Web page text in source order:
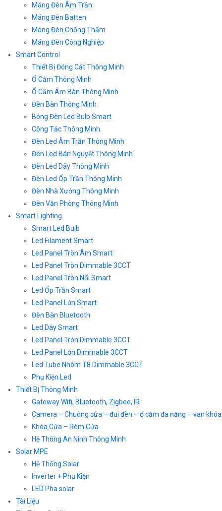
Máng Đèn Âm Trần
Máng Đèn Batten
Máng Đèn Chống Thấm
Máng Đèn Công Nghiệp
Smart Control
Thiết Bị Đóng Cắt Thông Minh
Ổ Cắm Thông Minh
Ổ Cắm Âm Bàn Thông Minh
Đèn Bàn Thông Minh
Bóng Đèn Led Bulb Smart
Công Tắc Thông Minh
Đèn Led Âm Trần Thông Minh
Đèn Led Bán Nguyệt Thông Minh
Đèn Led Dây Thông Minh
Đèn Led Ốp Trần Thông Minh
Đèn Nhà Xưởng Thông Minh
Đèn Văn Phòng Thông Minh
Smart Lighting
Smart Led Bulb
Led Filament Smart
Led Panel Tròn Âm Smart
Led Panel Tròn Dimmable 3CCT
Led Panel Tròn Nổi Smart
Led Ốp Trần Smart
Led Panel Lớn Smart
Đèn Bàn Bluetooth
Led Dây Smart
Led Panel Tròn Dimmable 3CCT
Led Panel Lớn Dimmable 3CCT
Led Tube Nhôm T8 Dimmable 3CCT
Phụ Kiện Led
Thiết Bị Thông Minh
Gateway Wifi, Bluetooth, Zigbee, IR
Camera – Chuông cửa – đui đèn – ổ cắm đa năng – van khóa
Khóa Cửa – Rèm Cửa
Hệ Thống An Ninh Thông Minh
Solar MPE
Hệ Thống Solar
Inverter + Phụ Kiện
LED Pha solar
Tài Liệu